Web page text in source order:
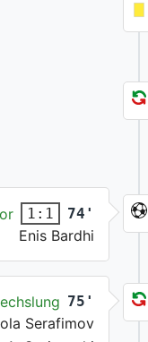
1:1 74'
Enis Bardhi
75'
Serafimov